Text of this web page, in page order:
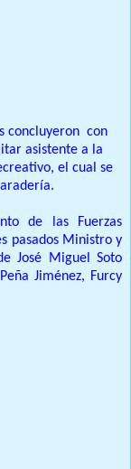
concluyeron con
asistente a la
el cual se
de las Fuerzas
pasados Ministro y
José Miguel Soto
Jiménez, Furcy